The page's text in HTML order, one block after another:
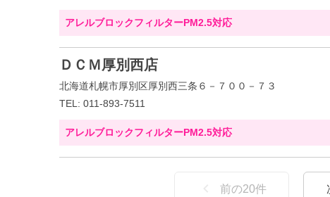
アレルブロックフィルターPM2.5対応
ＤＣＭ厚別西店
北海道札幌市厚別区厚別西三条６－７００－７３
TEL: 011-893-7511
アレルブロックフィルターPM2.5対応
前の20件